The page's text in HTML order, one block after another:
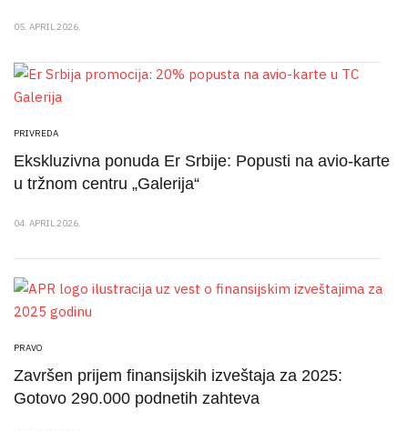
05. APRIL 2026.
PRIVREDA
Ekskluzivna ponuda Er Srbije: Popusti na avio-karte
u tržnom centru „Galerija“
04. APRIL 2026.
PRAVO
Završen prijem finansijskih izveštaja za 2025:
Gotovo 290.000 podnetih zahteva